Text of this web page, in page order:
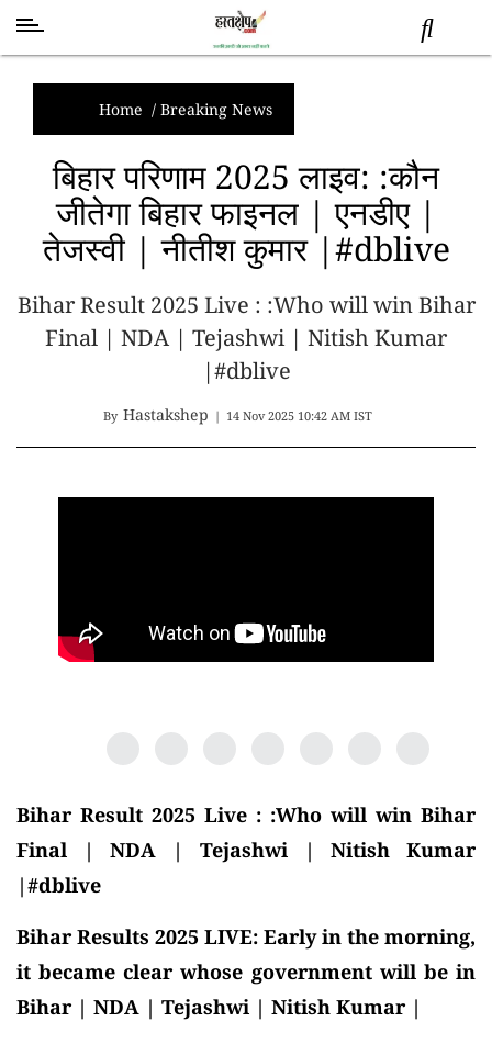
समाचार
स्तंभ
शब्द
राजनीति
मनोरंजन
तकनीक
विज्ञान
Home / Breaking News
बिहार परिणाम 2025 लाइव: :कौन
जीतेगा बिहार फाइनल | एनडीए |
तेजस्वी | नीतीश कुमार |#dblive
Bihar Result 2025 Live : :Who will win Bihar
Final | NDA | Tejashwi | Nitish Kumar
|#dblive
By Hastakshep | 14 Nov 2025 10:42 AM IST
Bihar Result 2025 Live : :Who will win Bihar
Final | NDA | Tejashwi | Nitish Kumar
|#dblive
Bihar Results 2025 LIVE: Early in the morning,
it became clear whose government will be in
Bihar | NDA | Tejashwi | Nitish Kumar |